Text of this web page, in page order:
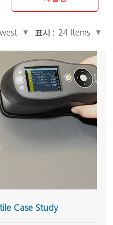
표시 :
Case Study